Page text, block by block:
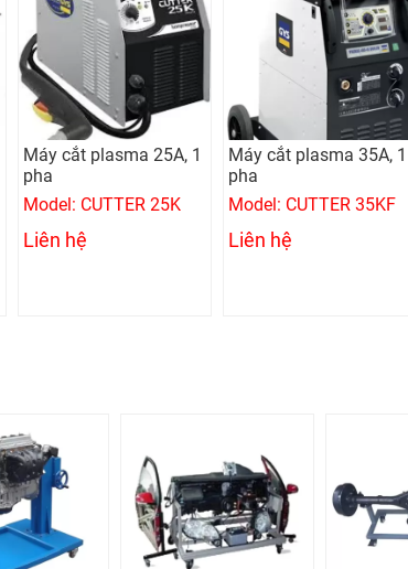
Máy cắt plasma 25A, 1
pha
Model: CUTTER 25K
Liên hệ
Máy cắt plasma 35A, 1
pha
Model: CUTTER 35KF
Liên hệ